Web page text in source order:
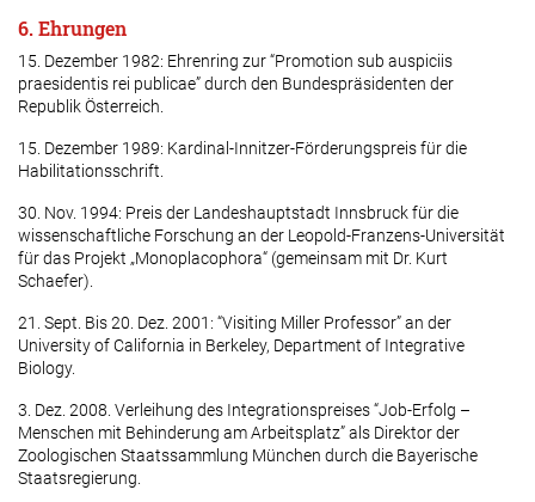
6. Ehrungen
15. Dezember 1982: Ehrenring zur “Promotion sub auspiciis
praesidentis rei publicae” durch den Bundespräsidenten der
Republik Österreich.
15. Dezember 1989: Kardinal-Innitzer-Förderungspreis für die
Habilitationsschrift.
30. Nov. 1994: Preis der Landeshauptstadt Innsbruck für die
wissenschaftliche Forschung an der Leopold-Franzens-Uni­versität
für das Pro­jekt „Monoplacophora“ (gemeinsam mit Dr. Kurt
Schaefer).
21. Sept. Bis 20. Dez. 2001: “Visiting Miller Professor” an der
University of California in Berkeley, Department of Integrative
Biology.
3. Dez. 2008. Verleihung des Integrationspreises “Job-Erfolg –
Menschen mit Behinderung am Arbeitsplatz” als Direktor der
Zoologischen Staatssammlung München durch die Bayerische
Staatsregierung.